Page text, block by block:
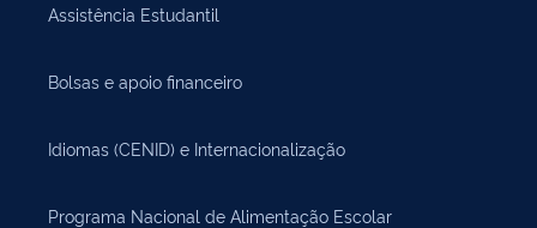
Assistência Estudantil
Bolsas e apoio financeiro
Idiomas (CENID) e Internacionalização
Programa Nacional de Alimentação Escolar